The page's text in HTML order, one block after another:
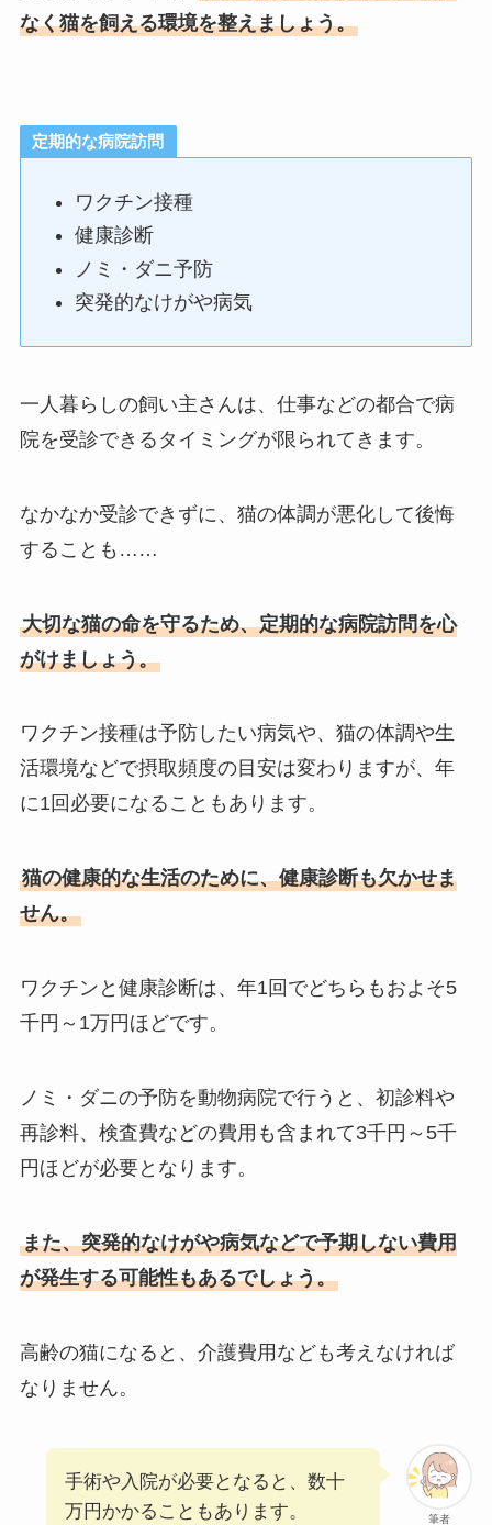
なく猫を飼える環境を整えましょう。
定期的な病院訪問
ワクチン接種
健康診断
ノミ・ダニ予防
突発的なけがや病気
一人暮らしの飼い主さんは、仕事などの都合で病
院を受診できるタイミングが限られてきます。
なかなか受診できずに、猫の体調が悪化して後悔
することも……
大切な猫の命を守るため、定期的な病院訪問を心
がけましょう。
ワクチン接種は予防したい病気や、猫の体調や生
活環境などで摂取頻度の目安は変わりますが、年
に1回必要になることもあります。
猫の健康的な生活のために、健康診断も欠かせま
せん。
ワクチンと健康診断は、年1回でどちらもおよそ5
千円～1万円ほどです。
ノミ・ダニの予防を動物病院で行うと、初診料や
再診料、検査費などの費用も含まれて3千円～5千
円ほどが必要となります。
また、突発的なけがや病気などで予期しない費用
が発生する可能性もあるでしょう。
高齢の猫になると、介護費用なども考えなければ
なりません。
筆者
手術や入院が必要となると、数十
万円かかることもあります。